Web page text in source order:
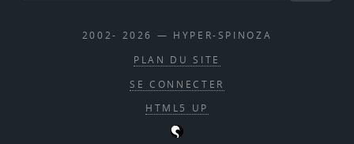
2002- 2026 — HYPER-SPINOZA
PLAN DU SITE
SE CONNECTER
HTML5 UP